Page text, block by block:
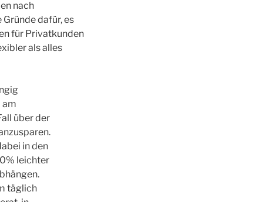
nach
dafür, es
für Privatkunden
als alles
am
über der
in den
leichter
täglich